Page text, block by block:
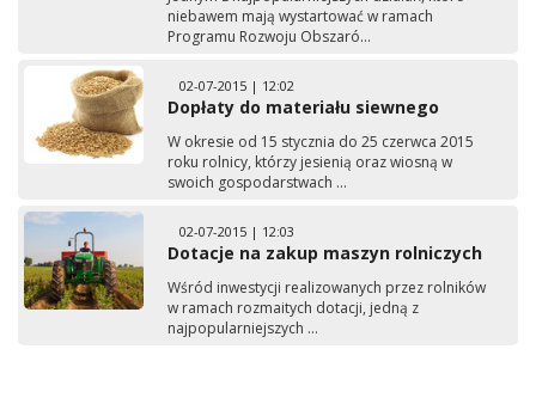
niebawem mają wystartować w ramach
Programu Rozwoju Obszaró...
02-07-2015 | 12:02
Dopłaty do materiału siewnego
W okresie od 15 stycznia do 25 czerwca 2015
roku rolnicy, którzy jesienią oraz wiosną w
swoich gospodarstwach ...
02-07-2015 | 12:03
Dotacje na zakup maszyn rolniczych
Wśród inwestycji realizowanych przez rolników
w ramach rozmaitych dotacji, jedną z
najpopularniejszych ...